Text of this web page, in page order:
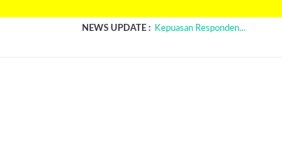
NEWS UPDATE :
Kepuasan Responden...